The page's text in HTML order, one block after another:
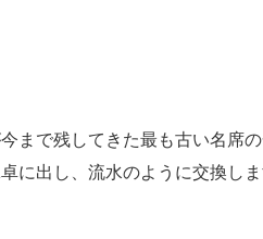
まで残してきた最も古い名席
に出し、流水のように交換し